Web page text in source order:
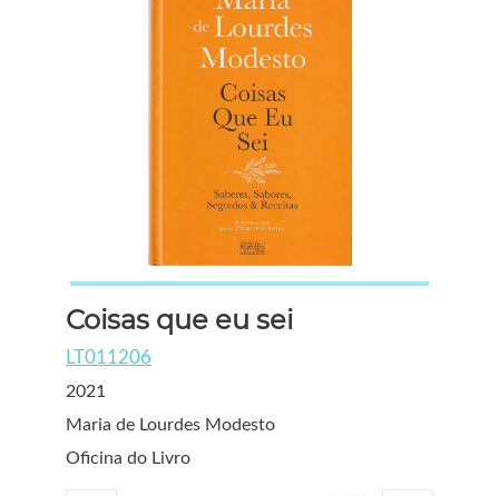
Coisas que eu sei
LT011206
2021
Maria de Lourdes Modesto
Oficina do Livro